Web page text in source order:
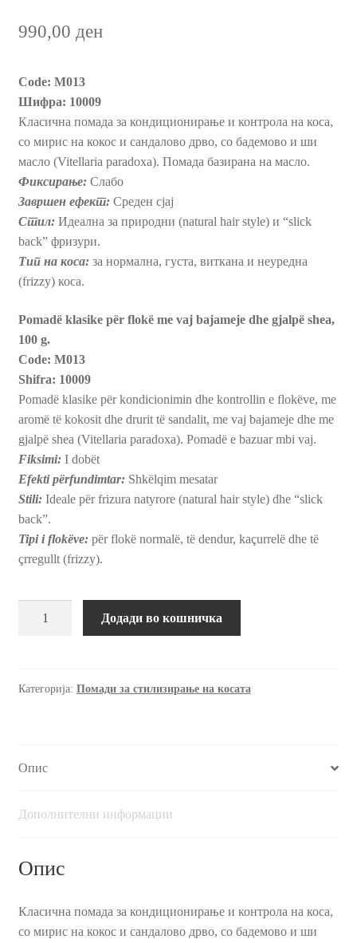
Пријава и Наплата
990,00 ден
Code: М013
Шифра: 10009
Класична помада за кондиционирање и контрола на коса,
со мирис на кокос и сандалово дрво, со бадемово и ши
масло (Vitellaria paradoxa). Помада базирана на масло.
Фиксирање:Слабо
Завршен ефект:Среден сјај
Стил:Идеална за природни (natural hair style) и “slick
back” фризури.
Тип на коса:за нормална, густа, виткана и неуредна
(frizzy) коса.
Pomadë klasike për flokë me vaj bajameje dhe gjalpë shea,
100 g.
Code: М013
Shifra: 10009
Pomadë klasike për kondicionimin dhe kontrollin e flokëve, me
aromë të kokosit dhe drurit të sandalit, me vaj bajameje dhe me
gjalpë shea (Vitellaria paradoxa). Pomadë e bazuar mbi vaj.
Fiksimi:I dobët
Efekti përfundimtar:Shkëlqim mesatar
Stili:Ideale për frizura natyrore (natural hair style) dhe “slick
back”.
Tipi i flokëve:për flokë normalë, të dendur, kaçurrelë dhe të
çrregullt (frizzy).
со
масло,
гр.
Додади во кошничка
Категорија: Помади за стилизирање на косата
Опис
Дополнителни информации
Опис
Класична помада за кондиционирање и контрола на коса,
со мирис на кокос и сандалово дрво, со бадемово и ши